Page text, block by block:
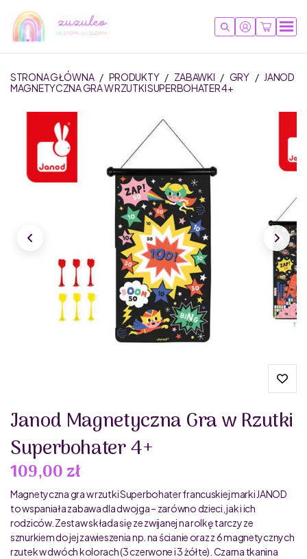
STRONA GŁÓWNA / PRODUKTY / ZABAWKI / GRY / JANOD
MAGNETYCZNA GRA W RZUTKI SUPERBOHATER 4+
Janod Magnetyczna Gra w Rzutki
Superbohater 4+
109,00 zł
Magnetyczna gra w rzutki Superbohater francuskiej marki JANOD
to wspaniała zabawa dla dwojga – zarówno dzieci, jak i ich
rodziców. Zestaw składa się ze zwijanej na rolkę tarczy ze
sznurkiem do jej zawieszenia np. na ścianie oraz z 6 magnetycznych
rzutek w dwóch kolorach (3 czerwone i 3 żółte). Czarna tkanina